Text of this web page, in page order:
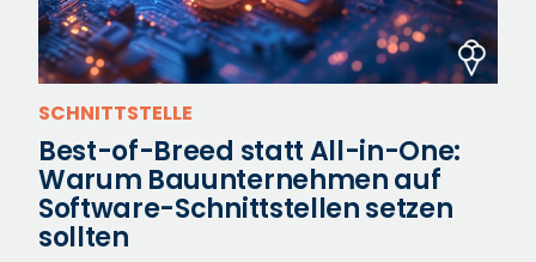
SCHNITTSTELLE
Best-of-Breed statt All-in-One:
Warum Bauunternehmen auf
Software-Schnittstellen setzen
sollten